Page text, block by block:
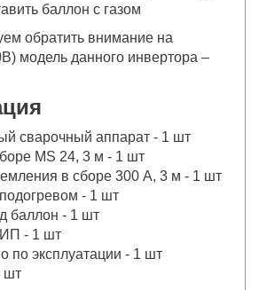
баллон с газом
обратить внимание на
модель данного инвертора –
сварочный аппарат - 1 шт
MS 24, 3 м - 1 шт
в сборе 300 А, 3 м - 1 шт
- 1 шт
баллон - 1 шт
- 1 шт
по эксплуатации - 1 шт
шт